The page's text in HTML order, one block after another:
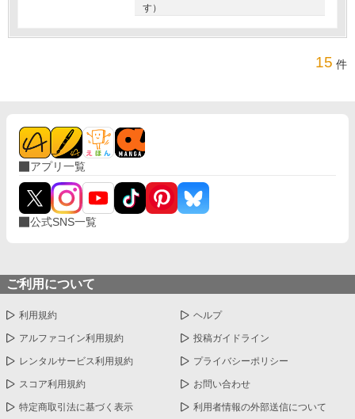
す）
15 件
アプリ一覧
公式SNS一覧
ご利用について
利用規約 ヘルプ
アルファコイン利用規約 投稿ガイドライン
レンタルサービス利用規約 プライバシーポリシー
スコア利用規約 お問い合わせ
特定商取引法に基づく表示 利用者情報の外部送信について